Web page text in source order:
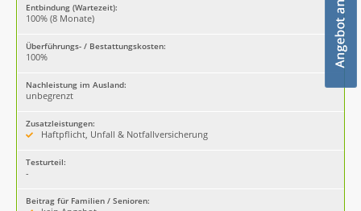
Entbindung (Wartezeit):
100% (8 Monate)
Überführungs- / Bestattungskosten:
100%
Nachleistung im Ausland:
unbegrenzt
Zusatzleistungen:
Haftpflicht, Unfall & Notfallversicherung
Testurteil:
-
Beitrag für Familien / Senioren: